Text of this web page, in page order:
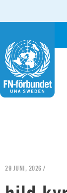
29 JUNI, 2026 /